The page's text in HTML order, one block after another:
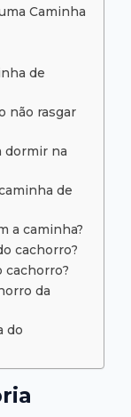
Caminha
de
não rasgar
dormir na
de
a caminha?
cachorro?
cachorro?
da
do